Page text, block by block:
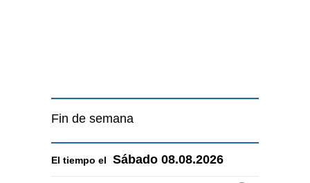
Fin de semana
El tiempo el Sábado 08.08.2026